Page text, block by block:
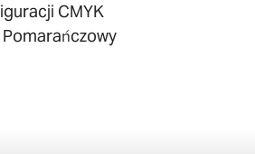
CMYK
Pomarańczowy